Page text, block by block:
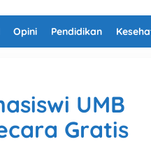
Opini Pendidikan
UMB
Gratis